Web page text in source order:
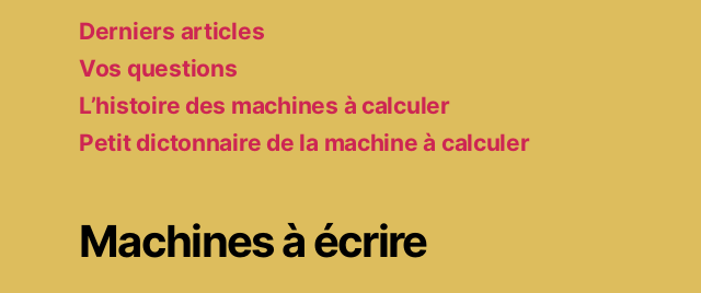
Derniers articles
Vos questions
L’histoire des machines à calculer
Petit dictonnaire de la machine à calculer
Machines à écrire